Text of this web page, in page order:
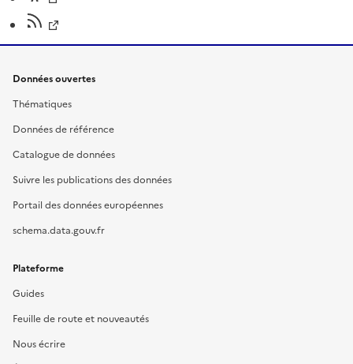
Données ouvertes
Thématiques
Données de référence
Catalogue de données
Suivre les publications des données
Portail des données européennes
schema.data.gouv.fr
Plateforme
Guides
Feuille de route et nouveautés
Nous écrire